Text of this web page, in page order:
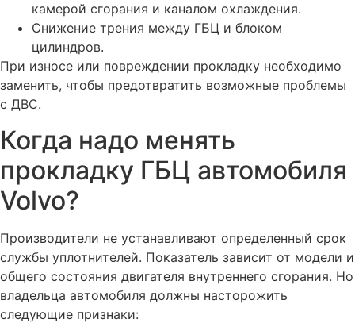
Замена прокладки ГБЦ на Вольво
Замена поршневых колец двигателя Вольво
Замена поршневой группы автомобиля Вольво
Замена подушек двигателя Вольво
Замена переднего сальника коленвала Вольво
Замена опор (подушек) двигателя Вольво
Замена ремня ГРМ Вольво
Замена клапанов двигателя Вольво с притиркой
Замена клапанной крышки автомобиля Вольво
Замена вентиляции ДВС на Вольво
камерой сгорания и каналом охлаждения.
Снижение трения между ГБЦ и блоком
цилиндров.
При износе или повреждении прокладку необходимо
заменить, чтобы предотвратить возможные проблемы
с ДВС.
Когда надо менять
прокладку ГБЦ автомобиля
Volvo?
Производители не устанавливают определенный срок
службы уплотнителей. Показатель зависит от модели и
общего состояния двигателя внутреннего сгорания. Но
владельца автомобиля должны насторожить
следующие признаки: